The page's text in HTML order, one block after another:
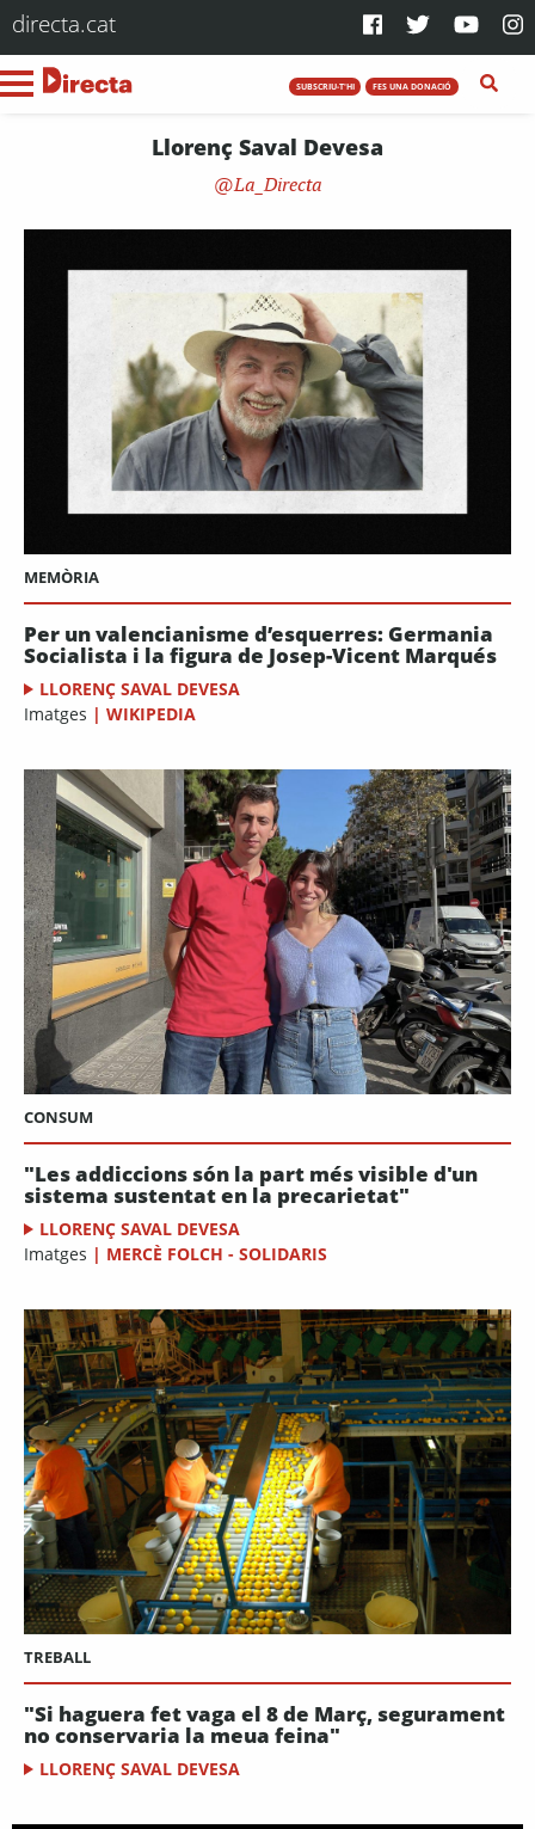
directa.cat
SUBSCRIU-T'HI FES UNA DONACIÓ
Llorenç Saval Devesa
La_Directa
MEMÒRIA
Per un valencianisme d’esquerres: Germania
Socialista i la figura de Josep-Vicent Marqués
LLORENÇ SAVAL DEVESA
Imatges | WIKIPEDIA
CONSUM
"Les addiccions són la part més visible d'un
sistema sustentat en la precarietat"
LLORENÇ SAVAL DEVESA
Imatges | MERCÈ FOLCH - SOLIDARIS
TREBALL
"Si haguera fet vaga el 8 de Març, segurament
no conservaria la meua feina"
LLORENÇ SAVAL DEVESA